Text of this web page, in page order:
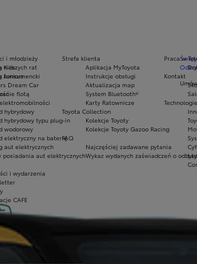
niższych rat
konsumencki
flotą
Strefa klienta
Aplikacja MyToyota
Instrukcje obsługi
Aktualizacja map
System Bluetooth®
Karty Ratownicze
Toyota Collection
Kolekcje Toyoty
Kolekcje Toyoty Gazoo Racing
FAQ
Najczęściej zadawane pytania
Wykaz wydanych zaświadczeń o
i młodzieży
Kids
Juniors
Dream Car
hybrydowy
hybrydowy typu plug-in
wodorowy
elektryczny na baterię
aut elektrycznych
posiadania aut elektrycznych
i wydarzenia
CAFE
Praca w
Kontakt
Technologie